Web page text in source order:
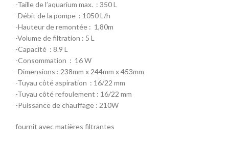
-Taille de l’aquarium max. : 350 L
-Débit de la pompe : 1050 L/h
-Hauteur de remontée : 1,80m
-Volume de filtration : 5 L
-Capacité : 8.9 L
-Consommation : 16 W
-Dimensions : 238mm x 244mm x 453mm
-Tuyau côté aspiration : 16/22 mm
-Tuyau côté refoulement : 16/22 mm
-Puissance de chauffage : 210W
fournit avec matières filtrantes